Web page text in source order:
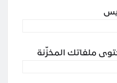
ملفاتك المخزّنة